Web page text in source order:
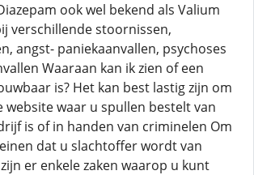
ook wel bekend als Valium
verschillende stoornissen,
angst- paniekaanvallen, psychoses
Waaraan kan ik zien of een
is? Het kan best lastig zijn om
website waar u spullen bestelt van
is of in handen van criminelen Om
dat u slachtoffer wordt van
er enkele zaken waarop u kunt